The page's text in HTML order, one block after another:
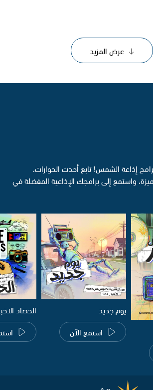
عرض المزيد
إذاعة الشمس! تابع أحدث الحوارات،
واستمع إلى برامجك الإذاعية المفضلة في
يوم جديد
استمع الآن
الحصاد